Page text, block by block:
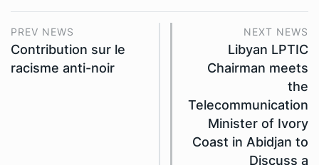
PREV NEWS
Contribution sur le
racisme anti-noir
NEXT NEWS
Libyan LPTIC
Chairman meets
the
Telecommunication
Minister of Ivory
Coast in Abidjan to
Discuss a